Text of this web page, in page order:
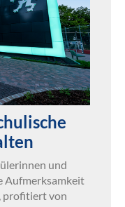
und
Aufmerksamkeit
profitiert von